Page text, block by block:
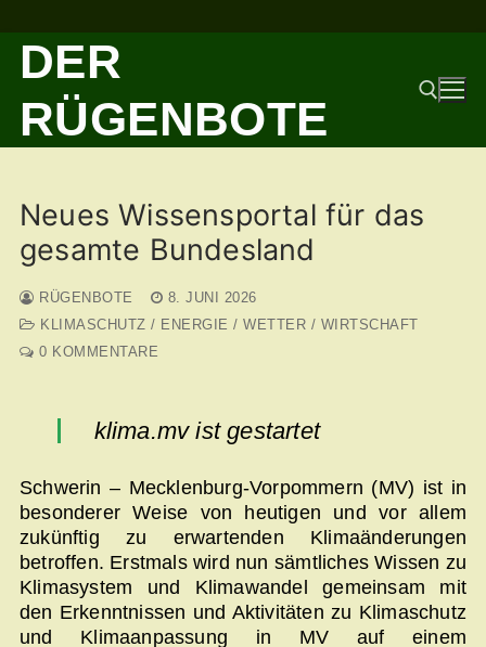
Zum
Inhalt
springen
DER
RÜGENBOTE
Neues Wissensportal für das
gesamte Bundesland
RÜGENBOTE
8. JUNI 2026
KLIMASCHUTZ / ENERGIE / WETTER / WIRTSCHAFT
0 KOMMENTARE
klima.mv ist gestartet
Schwerin – Mecklenburg-Vorpommern (MV) ist in
besonderer Weise von heutigen und vor allem
zukünftig zu erwartenden Klimaänderungen
betroffen. Erstmals wird nun sämtliches Wissen zu
Klimasystem und Klimawandel gemeinsam mit
den Erkenntnissen und Aktivitäten zu Klimaschutz
und Klimaanpassung in MV auf einem